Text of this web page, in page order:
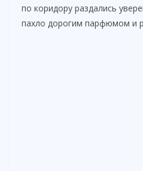
по коридору раздались
пахло дорогим парфюмом и